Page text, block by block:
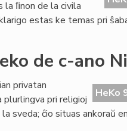
la ﬁnon de la civila
estas ke temas pri
de c-ano
HeKo
privatan
pri religioj
sveda; ĉio situas ankoraŭ